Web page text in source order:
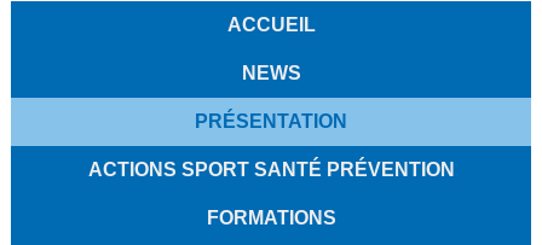
ACCUEIL
NEWS
PRÉSENTATION
ACTIONS SPORT SANTÉ PRÉVENTION
FORMATIONS